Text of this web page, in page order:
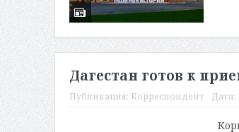
Дагестан готов к
Публикация: Корреспондент Дата: